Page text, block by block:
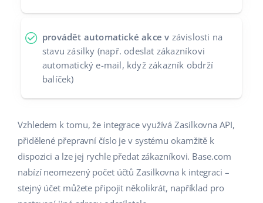
provádět automatické akce v závislosti na
stavu zásilky (např. odeslat zákazníkovi
automatický e-mail, když zákazník obdrží
balíček)
Vzhledem k tomu, že integrace využívá Zasilkovna API,
přidělené přepravní číslo je v systému okamžitě k
dispozici a lze jej rychle předat zákazníkovi. Base.com
nabízí neomezený počet účtů Zasilkovna k integraci –
stejný účet můžete připojit několikrát, například pro